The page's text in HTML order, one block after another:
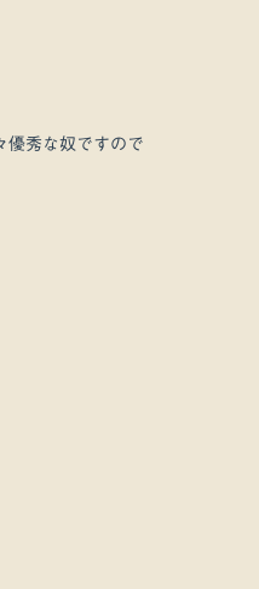
優秀な奴ですので